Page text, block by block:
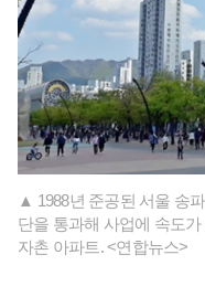
▲ 1988년 준공된 서울 송
단을 통과해 사업에 속도
자촌 아파트. <연합뉴스>